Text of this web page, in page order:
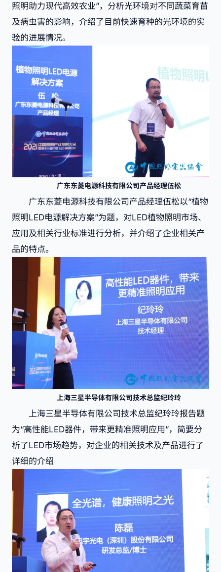
照明助力现代高效农业”，分析光环境对不同蔬菜育苗
及病虫害的影响，介绍了目前快速育种的光环境的实
验的进展情况。
广东东菱电源科技有限公司产品经理伍松
广东东菱电源科技有限公司产品经理伍松以“植物
照明LED电源解决方案”为题，对LED植物照明市场、
应用及相关行业标准进行分析，并介绍了企业相关产
品的特点。
上海三星半导体有限公司技术总监纪玲玲
上海三星半导体有限公司技术总监纪玲玲报告题
为“高性能LED器件，带来更精准照明应用”，简要分
析了LED市场趋势，对企业的相关技术及产品进行了
详细的介绍